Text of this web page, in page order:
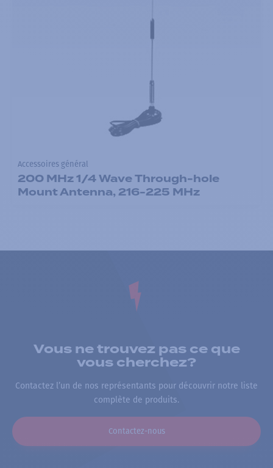
Accessoires général
200 MHz 1/4 Wave Through-hole
Mount Antenna, 216-225 MHz
Vous ne trouvez pas ce que
vous cherchez?
Contactez l’un de nos représentants pour découvrir notre liste
complète de produits.
Contactez-nous